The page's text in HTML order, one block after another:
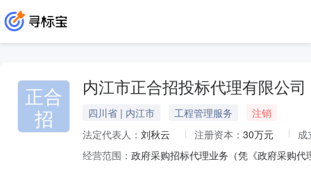
正合
招
内江市正合招投标代理有限公司
四川省 | 内江市 工程管理服务
注销
法定代表人： 刘秋云 注册资本： 30万元
成
经营范围： 政府采购招标代理业务（凭《政府采购